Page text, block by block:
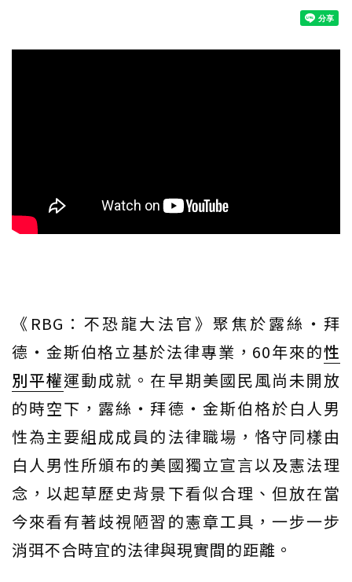
《RBG：不恐龍大法官》聚焦於露絲・拜
德・金斯伯格立基於法律專業，60年來的性
別平權運動成就。在早期美國民風尚未開放
的時空下，露絲・拜德・金斯伯格於白人男
性為主要組成成員的法律職場，恪守同樣由
白人男性所頒布的美國獨立宣言以及憲法理
念，以起草歷史背景下看似合理、但放在當
今來看有著歧視陋習的憲章工具，一步一步
消弭不合時宜的法律與現實間的距離。